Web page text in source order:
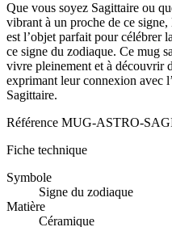
Que vous soyez Sagittaire ou
vibrant à un proche de ce
est l’objet parfait pour célébrer
ce signe du zodiaque. Ce mug
vivre pleinement et à découvrir
exprimant leur connexion avec
Sagittaire.
Référence MUG-ASTRO-
Fiche technique
Symbole
Signe du zodiaque
Matière
Céramique